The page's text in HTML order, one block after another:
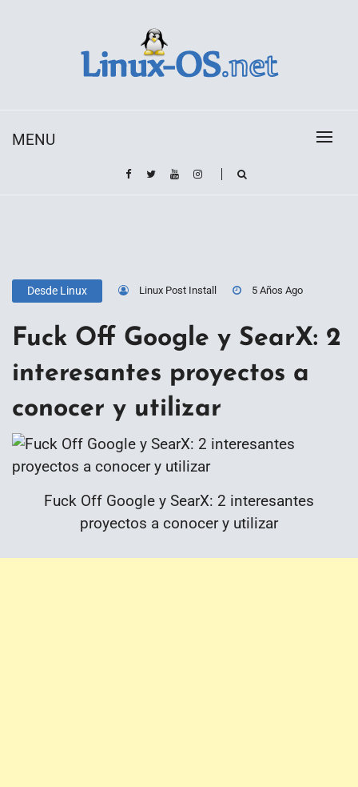
MENU
Desde Linux Linux Post Install 5 Años Ago
Fuck Off Google y SearX: 2
interesantes proyectos a
conocer y utilizar
Fuck Off Google y SearX: 2 interesantes
proyectos a conocer y utilizar